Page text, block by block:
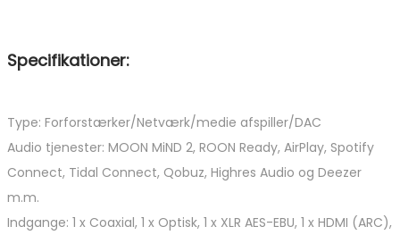
Specifikationer:
Type: Forforstærker/Netværk/medie afspiller/DAC
Audio tjenester: MOON MiND 2, ROON Ready, AirPlay, Spotify
Connect, Tidal Connect, Qobuz, Highres Audio og Deezer
m.m.
Indgange: 1 x Coaxial, 1 x Optisk, 1 x XLR AES-EBU, 1 x HDMI (ARC),